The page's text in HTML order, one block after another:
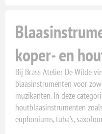
koper- en
Bij Brass Atelier De Wilde
blaasinstrumenten voor
muzikanten. In deze
houtblaasinstrumenten
euphoniums, tuba’s,